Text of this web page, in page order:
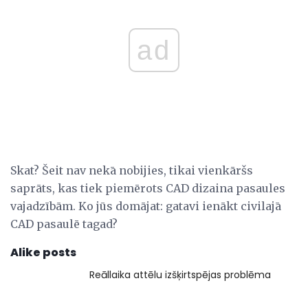
ad
Skat? Šeit nav nekā nobijies, tikai vienkāršs
saprāts, kas tiek piemērots CAD dizaina pasaules
vajadzībām. Ko jūs domājat: gatavi ienākt civilajā
CAD pasaulē tagad?
Alike posts
Reāllaika attēlu izšķirtspējas problēma